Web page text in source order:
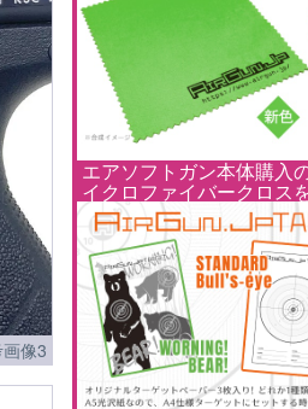
エアソフトガン本体購入
イクロファイバークロス
像3